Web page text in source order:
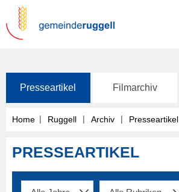
Presseartikel Filmarchiv
Home | Ruggell | Archiv | Presseartikel
PRESSEARTIKEL